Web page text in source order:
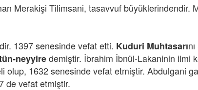
Merakişi Tilimsani, tasavvuf büyüklerindendir.
1397 senesinde vefat etti. Kuduri Muhtasarı
neyyiredemiştir. İbrahim İbnül-Lakaninin ilmi
olup, 1632 senesinde vefat etmiştir. Abdulgani
de vefat etmiştir.